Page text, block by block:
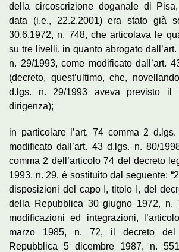
della circoscrizione doganale di
data (i.e., 22.2.2001) era stato già
30.6.1972, n. 748, che articolava le
su tre livelli, in quanto abrogato
n. 29/1993, come modificato dall’art.
(decreto, quest’ultimo, che,
d.lgs. n. 29/1993 aveva previsto il
dirigenza);
in particolare l’art. 74 comma 2
modificato dall’art. 43 d.lgs. n. 80/
comma 2 dell’articolo 74 del decreto
1993, n. 29, è sostituito dal seguente:
disposizioni del capo I, titolo I, del
della Repubblica 30 giugno 1972, n.
modificazioni ed integrazioni,
marzo 1985, n. 72, il decreto del
Repubblica 5 dicembre 1987, n.